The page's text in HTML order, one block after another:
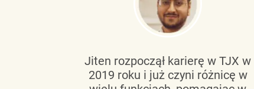
Jiten rozpoczął karierę w TJX w
2019 roku i już czyni różnicę w